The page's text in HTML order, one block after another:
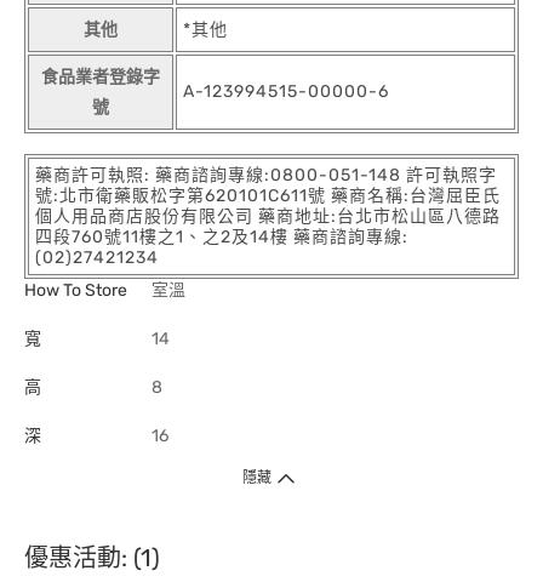
其他 *其他
食品業者登錄字
號
A-123994515-00000-6
藥商許可執照: 藥商諮詢專線:0800-051-148 許可執照字
號:北市衛藥販松字第620101C611號 藥商名稱:台灣屈臣氏
個人用品商店股份有限公司 藥商地址:台北市松山區八德路
四段760號11樓之1、之2及14樓 藥商諮詢專線:
(02)27421234
How To Store
室溫
寬 14
高 8
深 16
隱藏
優惠活動: (1)